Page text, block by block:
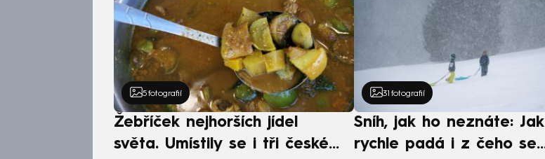
5 fotografií
Žebříček nejhorších jídel
světa. Umístily se i tři české
31 fotografií
Sníh, jak ho neznáte: Jak
rychle padá i z čeho se